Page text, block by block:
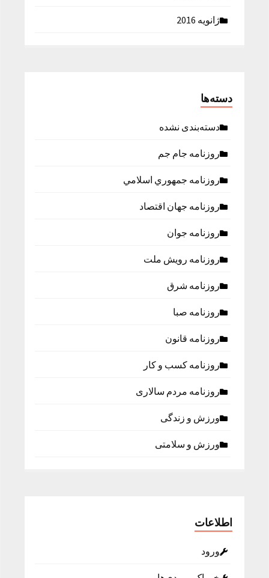
ژانویه 2016
دسته‌ها
دسته‌بندی نشده
روزنامه جام جم
روزنامه جمهوري اسلامي
روزنامه جهان اقتصاد
روزنامه جوان
روزنامه رویش ملت
روزنامه شرق
روزنامه صبا
روزنامه قانون
روزنامه كسب و كار
روزنامه مردم سالاری
ورزش و زندگی
ورزش و سلامتی
اطلاعات
ورود